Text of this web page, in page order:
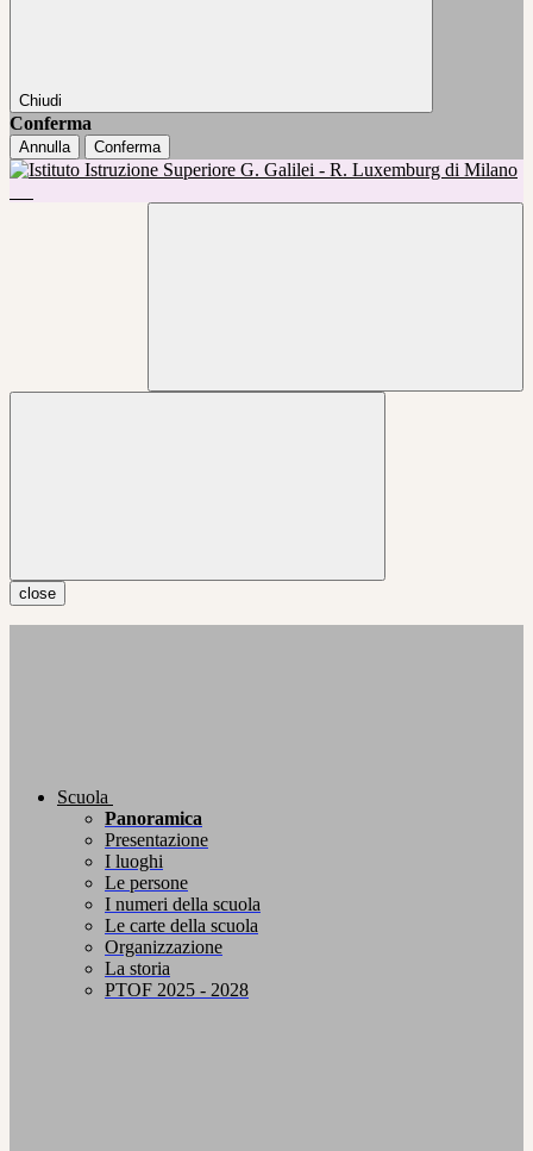
Chiudi
Conferma
Annulla Conferma
close
Scuola
Panoramica
Presentazione
I luoghi
Le persone
I numeri della scuola
Le carte della scuola
Organizzazione
La storia
PTOF 2025 - 2028